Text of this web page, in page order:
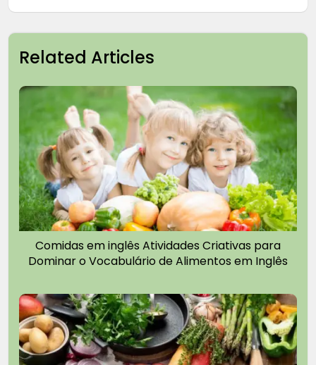
Related Articles
Comidas em inglês Atividades Criativas para
Dominar o Vocabulário de Alimentos em Inglês